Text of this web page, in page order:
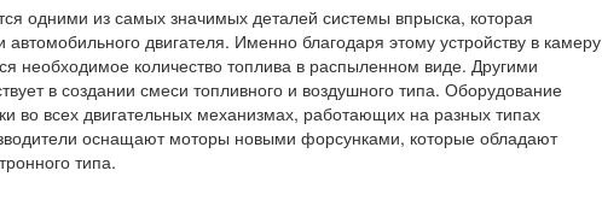
одними из самых значимых деталей системы впрыска, которая
автомобильного двигателя. Именно благодаря этому устройству в камеру
необходимое количество топлива в распыленном виде. Другими
в создании смеси топливного и воздушного типа. Оборудование
во всех двигательных механизмах, работающих на разных типах
оснащают моторы новыми форсунками, которые обладают
типа.